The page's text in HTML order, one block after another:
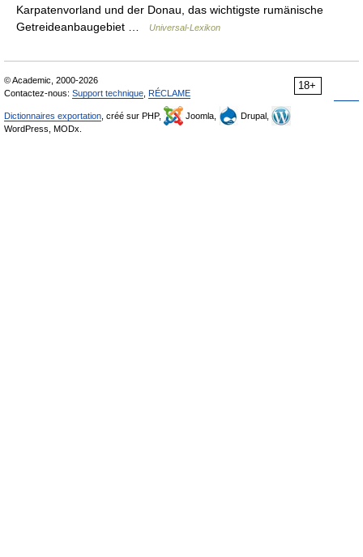
Karpatenvorland und der Donau, das wichtigste rumänische
Getreideanbaugebiet …
Universal-Lexikon
18+
© Academic, 2000-2026
Contactez-nous: Support technique RÉCLAME
Dictionnaires exportation , créé sur PHP, Joomla,
Drupal,
WordPress, MODx.